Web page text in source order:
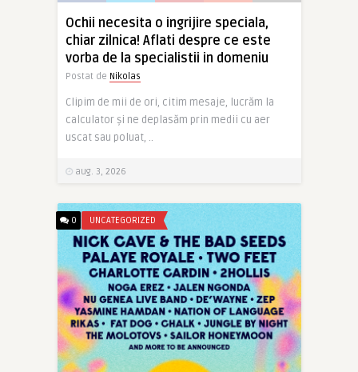
Ochii necesita o ingrijire speciala,
chiar zilnica! Aflati despre ce este
vorba de la specialistii in domeniu
Postat de Nikolas
Clipim de mii de ori, citim mesaje, lucrăm la
calculator și ne deplasăm prin medii cu aer
uscat sau poluat, ..
aug. 3, 2026
0 UNCATEGORIZED